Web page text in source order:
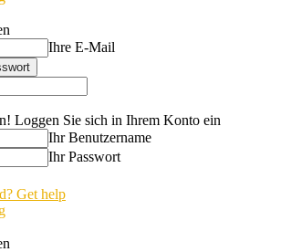
Ihre E-Mail
Loggen Sie sich in Ihrem Konto ein
Ihr Benutzername
Ihr Passwort
Get help